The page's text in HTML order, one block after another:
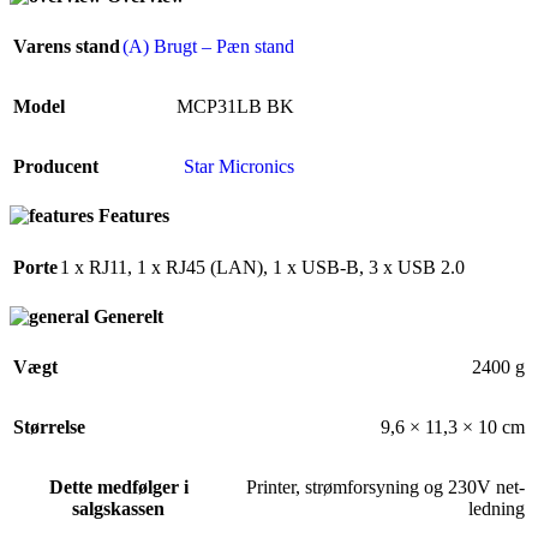
Varens stand(A) Brugt – Pæn stand
Model MCP31LB BK
Producent Star Micronics
Features
Porte1 x RJ11 , 1 x RJ45 (LAN), 1 x USB-B, 3 x USB 2.0
Generelt
Vægt 2400 g
Størrelse 9,6 × 11,3 × 10 cm
Dette medfølger i
salgskassen
Printer, strømforsyning og 230V net-
ledning